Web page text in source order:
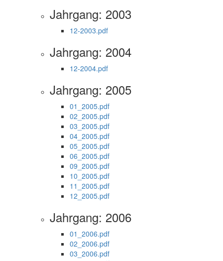
Jahrgang: 2003
12-2003.pdf
Jahrgang: 2004
12-2004.pdf
Jahrgang: 2005
01_2005.pdf
02_2005.pdf
03_2005.pdf
04_2005.pdf
05_2005.pdf
06_2005.pdf
09_2005.pdf
10_2005.pdf
11_2005.pdf
12_2005.pdf
Jahrgang: 2006
01_2006.pdf
02_2006.pdf
03_2006.pdf